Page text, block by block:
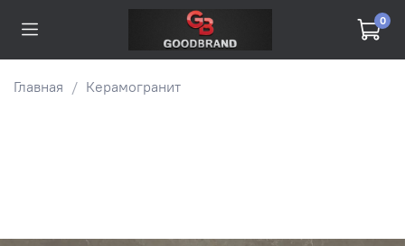
0
Главная Керамогранит